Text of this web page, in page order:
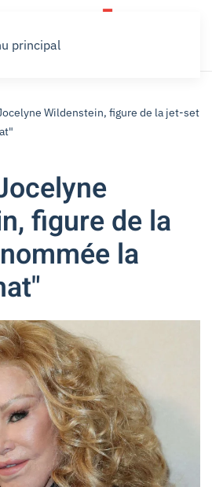
principal
Wildenstein, figure de la jet-set
figure de la
la